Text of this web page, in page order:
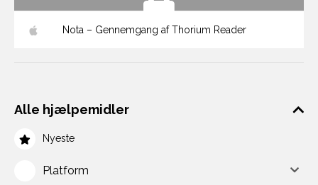
Nota – Gennemgang af Thorium Reader
Alle hjælpemidler
Nyeste
Platform